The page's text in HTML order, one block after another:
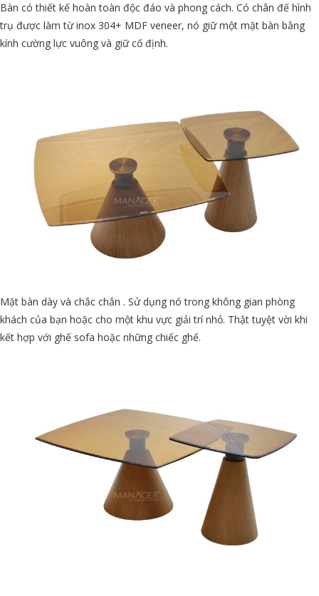
Bàn có thiết kế hoàn toàn độc đáo và phong cách. Có chân đế hình
trụ được làm từ inox 304+ MDF veneer, nó giữ một mặt bàn bằng
kính cường lực vuông và giữ cố định.
Mặt bàn dày và chắc chắn . Sử dụng nó trong không gian phòng
khách của bạn hoặc cho một khu vực giải trí nhỏ. Thật tuyệt vời khi
kết hợp với ghế sofa hoặc những chiếc ghế.